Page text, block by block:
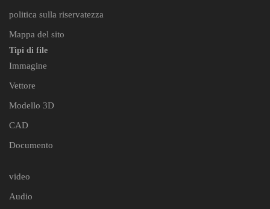
politica sulla riservatezza
Mappa del sito
Tipi di file
Immagine
Vettore
Modello 3D
CAD
Documento
video
Audio